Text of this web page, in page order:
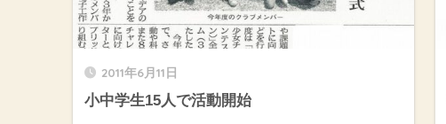
2011年6月11日
小中学生15人で活動開始